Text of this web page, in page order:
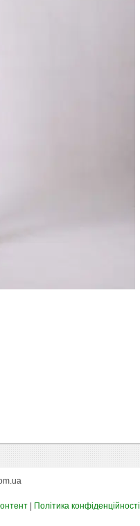
Політика конфіденційності